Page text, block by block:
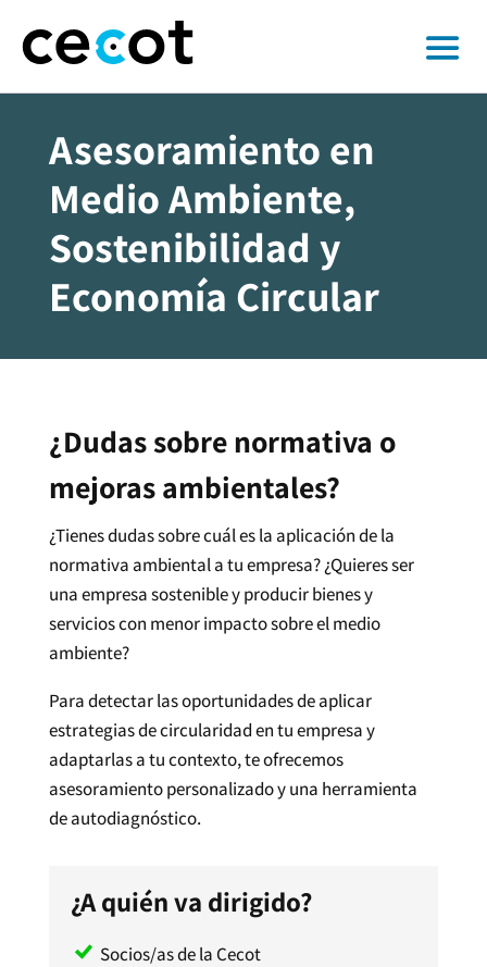
Asesoramiento en
Medio Ambiente,
Sostenibilidad y
Economía Circular
¿Dudas sobre normativa o
mejoras ambientales?
¿Tienes dudas sobre cuál es la aplicación de la
normativa ambiental a tu empresa? ¿Quieres ser
una empresa sostenible y producir bienes y
servicios con menor impacto sobre el medio
ambiente?
Para detectar las oportunidades de aplicar
estrategias de circularidad en tu empresa y
adaptarlas a tu contexto, te ofrecemos
asesoramiento personalizado y una herramienta
de autodiagnóstico.
¿A quién va dirigido?
Socios/as de la Cecot